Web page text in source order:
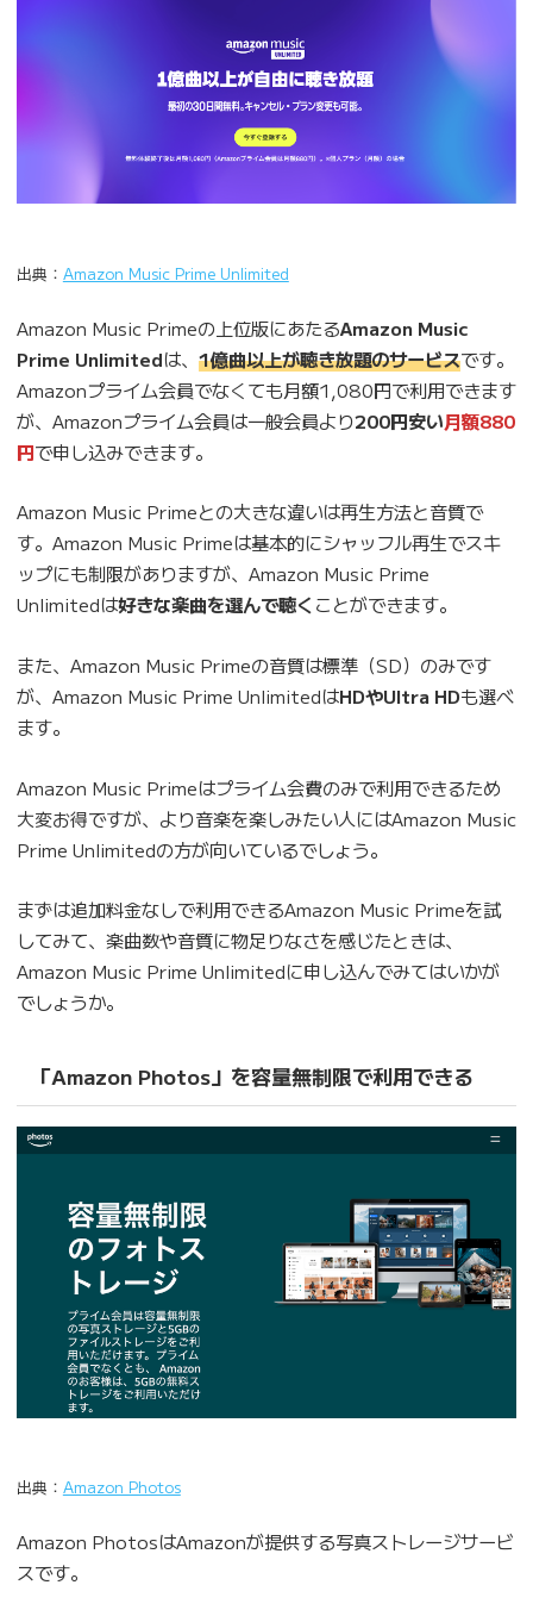
出典： Amazon Music Prime Unlimited
Amazon Music Primeの上位版にあたるAmazon Music
Prime Unlimitedは、 1億曲以上が聴き放題のサービスです。
Amazonプライム会員でなくても月額1,080円で利用できます
が、Amazonプライム会員は一般会員より200円安い月額880
円で申し込みできます。
Amazon Music Primeとの大きな違いは再生方法と音質で
す。Amazon Music Primeは基本的にシャッフル再生でスキ
ップにも制限がありますが、Amazon Music Prime
Unlimitedは好きな楽曲を選んで聴く ことができます。
また、Amazon Music Primeの音質は標準（SD）のみです
が、Amazon Music Prime UnlimitedはHDやUltra HDも選べ
ます。
Amazon Music Primeはプライム会費のみで利用できるため
大変お得ですが、より音楽を楽しみたい人にはAmazon Music
Prime Unlimitedの方が向いているでしょう。
まずは追加料金なしで利用できるAmazon Music Primeを試
してみて、楽曲数や音質に物足りなさを感じたときは、
Amazon Music Prime Unlimitedに申し込んでみてはいかが
でしょうか。
「Amazon Photos」を容量無制限で利用できる
出典： Amazon Photos
Amazon PhotosはAmazonが提供する写真ストレージサービ
スです。